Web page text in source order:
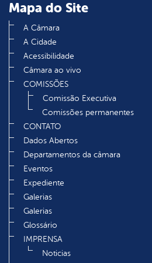
Mapa do Site
A Câmara
A Cidade
Acessibilidade
Câmara ao vivo
COMISSÕES
Comissão Executiva
Comissões permanentes
CONTATO
Dados Abertos
Departamentos da câmara
Eventos
Expediente
Galerias
Galerias
Glossário
IMPRENSA
Noticias